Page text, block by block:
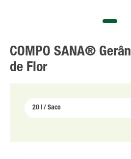
COMPO SANA®
de Flor